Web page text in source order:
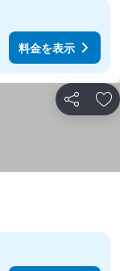
料金を表示
シェア お